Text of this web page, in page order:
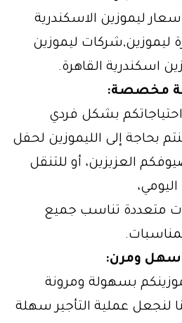
ليموزين الاسكندرية
ليموزين,شركات ليموزين
اسكندرية القاهرة.
مخصصة:
احتياجاتكم بشكل فردي
سواء كنتم بحاجة إلى الليموزين لحفل
العزيزين، أو للتنقل
اليومي،
متعددة تناسب جميع
سهل ومرن:
بسهولة ومرونة
نحن هنا لنجعل عملية التأجير سهلة